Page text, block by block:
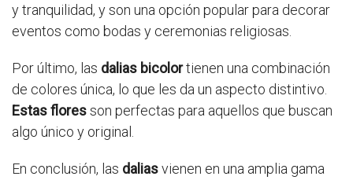
y tranquilidad, y son una opción popular para decorar
eventos como bodas y ceremonias religiosas.
Por último, las dalias bicolortienen una combinación
de colores única, lo que les da un aspecto distintivo.
Estas floresson perfectas para aquellos que buscan
algo único y original.
En conclusión, las daliasvienen en una amplia gama